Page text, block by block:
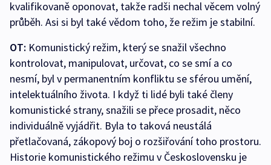
kvalifikovaně oponovat, takže radši nechal věcem volný
průběh. Asi si byl také vědom toho, že režim je stabilní.
OT: Komunistický režim, který se snažil všechno
kontrolovat, manipulovat, určovat, co se smí a co
nesmí, byl v permanentním konfliktu se sférou umění,
intelektuálního života. I když ti lidé byli také členy
komunistické strany, snažili se přece prosadit, něco
individuálně vyjádřit. Byla to taková neustálá
přetlačovaná, zákopový boj o rozšiřování toho prostoru.
Historie komunistického režimu v Československu je